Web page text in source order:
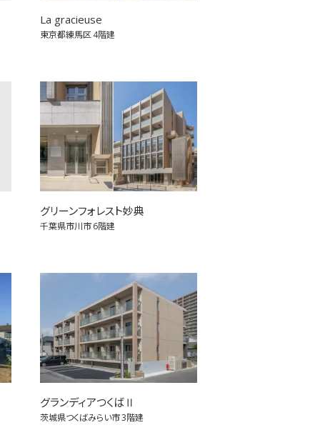
La gracieuse
東京都練馬区4階建
グリーンフォレスト妙典
千葉県市川市6階建
グランディアつくばⅡ
茨城県つくばみらい市3階建